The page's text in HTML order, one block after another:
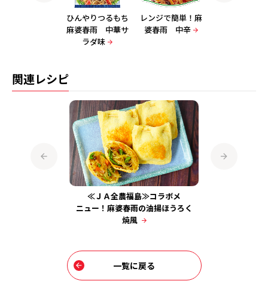
ひんやりつるもち
麻婆春雨 中華サ
ラダ味
レンジで簡単！麻
婆春雨 中辛
関連レシピ
≪ＪＡ全農福島≫コラボメ
ニュー！麻婆春雨の油揚ほうろく
焼風
一覧に戻る